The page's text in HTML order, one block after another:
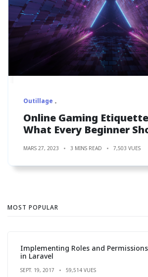
Outillage
Online Gaming
What Every Beginner
MARS 27, 2023 3 MINS READ 7,503 VUES
MOST POPULAR
Implementing Roles and Permissions
in Laravel
SEPT. 19, 2017 59,514 VUES